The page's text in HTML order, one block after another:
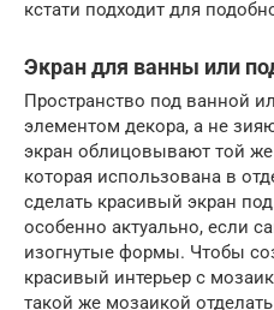
кстати подходит для
Экран для ванны или
Пространство под ванной
элементом декора, а не
экран облицовывают той
которая использована в
сделать красивый экран
особенно актуально, если
изогнутые формы. Чтобы
красивый интерьер с
такой же мозаикой